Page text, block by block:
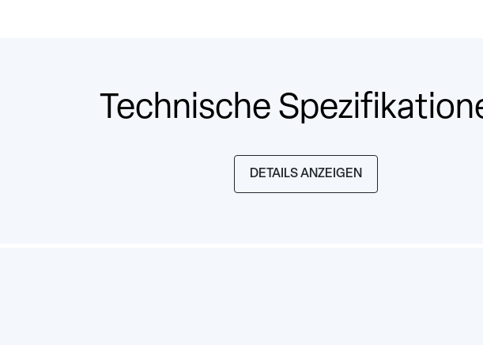
Technische
DETAILS ANZEIGEN